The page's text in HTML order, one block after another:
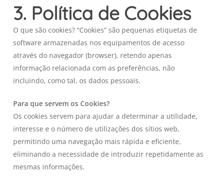
3. Política de Cookies
O que são cookies? “Cookies” são pequenas etiquetas de
software armazenadas nos equipamentos de acesso
através do navegador (browser), retendo apenas
informação relacionada com as preferências, não
incluindo, como tal, os dados pessoais.
Para que servem os Cookies?
Os cookies servem para ajudar a determinar a utilidade,
interesse e o número de utilizações dos sítios web,
permitindo uma navegação mais rápida e eficiente,
eliminando a necessidade de introduzir repetidamente as
mesmas informações.